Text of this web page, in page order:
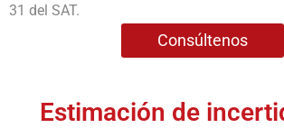
31 del SAT.
Consúltenos
Estimación de